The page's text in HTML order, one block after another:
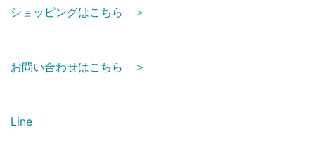
ショッピングはこちら ＞
お問い合わせはこちら ＞
Line